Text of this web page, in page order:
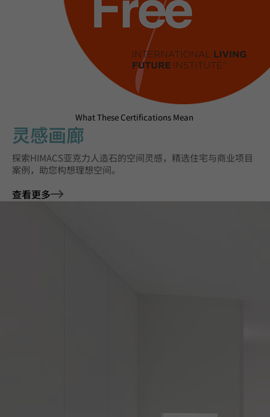
What These Certifications Mean
灵感画廊
探索HIMACS亚克力人造石的空间灵感，精选住宅与商业项目
案例，助您构想理想空间。
查看更多